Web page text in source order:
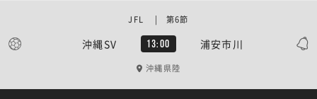
沖縄SV 13:00 浦安市川
JFL | 第6節
沖縄県陸